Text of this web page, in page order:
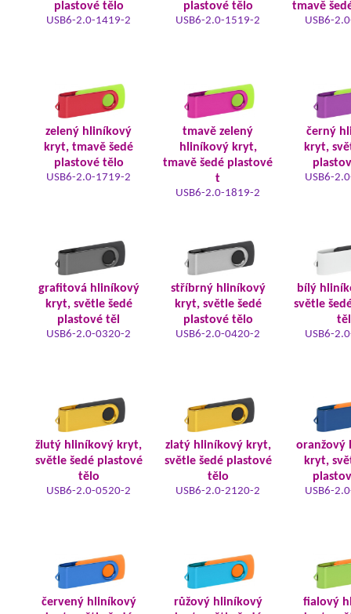
plastové tělo
USB6-2.0-1419-2
plastové tělo
USB6-2.0-1519-2
tmavě
USB6-
zelený hliníkový
kryt, tmavě šedé
plastové tělo
USB6-2.0-1719-2
tmavě zelený
hliníkový kryt,
tmavě šedé plastové
t
USB6-2.0-1819-2
černý
kryt,
USB6-
grafitová hliníkový
kryt, světle šedé
plastové těl
USB6-2.0-0320-2
stříbrný hliníkový
kryt, světle šedé
plastové tělo
USB6-2.0-0420-2
bílý
světle
USB6-
žlutý hliníkový kryt,
světle šedé plastové
tělo
USB6-2.0-0520-2
zlatý hliníkový kryt,
světle šedé plastové
tělo
USB6-2.0-2120-2
oranžový
kryt,
USB6-
červený hliníkový
růžový hliníkový
fialový